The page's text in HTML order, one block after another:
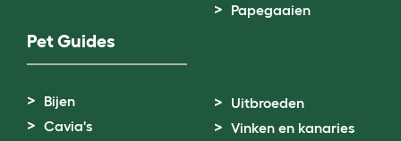
Papegaaien
Pet Guides
Bijen
Cavia's
Uitbroeden
Vinken en kanaries